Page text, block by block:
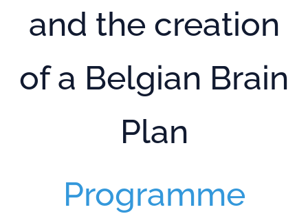
and the creation
of a Belgian Brain
Plan
Programme